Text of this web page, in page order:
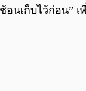
นเก็บไว้ก่อน”